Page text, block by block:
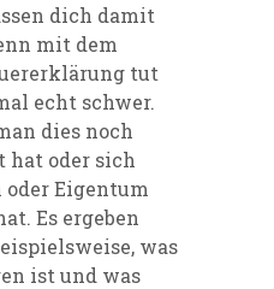
dich damit
mit dem
tut
echt schwer.
dies noch
hat oder sich
Eigentum
Es ergeben
was
ist und was